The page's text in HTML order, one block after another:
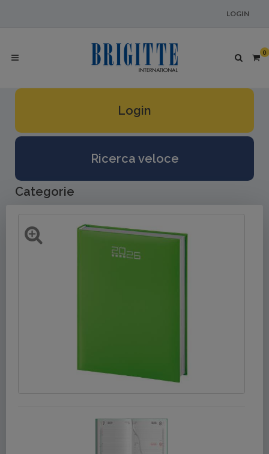
LOGIN
0
Login
Ricerca veloce
Categorie